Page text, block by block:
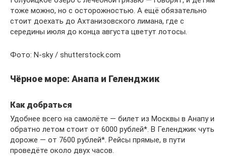
тоже можно, но с осторожностью. А ещё обязательно
стоит доехать до Ахтанизовского лимана, где с
середины июля до конца августа цветут лотосы.
Фото: N-sky / shutterstock.com
Чёрное море: Анапа и Геленджик
Как добраться
Удобнее всего на самолёте — билет из Москвы в Анапу и
обратно летом стоит от 6000 рублей*. В Геленджик чуть
дороже — от 7600 рублей*. Рейсы прямые, в пути
проведёте около двух часов.